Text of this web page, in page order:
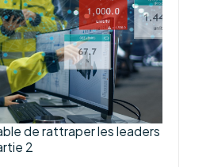
de rattraper les leaders
2